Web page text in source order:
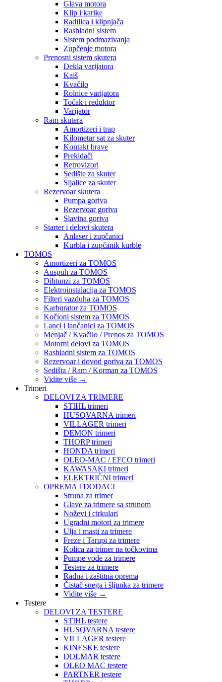
Glava motora
Klip i karike
Radilica i klipnjača
Rashladni sistem
Sistem podmazivanja
Zupčenje motora
Prenosni sistem skutera
Dekla varijatora
Kaiš
Kvačilo
Rolnice varijatora
Točak i reduktor
Varijator
Ram skutera
Amortizeri i trap
Kilometar sat za skuter
Kontakt brave
Prekidači
Retrovizori
Sedište za skuter
Sijalice za skuter
Rezervoar skutera
Pumpa goriva
Rezervoar goriva
Slavina goriva
Starter i delovi skutera
Anlaser i zupčanici
Kurbla i zupčanik kurble
TOMOS
Amortizeri za TOMOS
Auspuh za TOMOS
Dihtunzi za TOMOS
Elektroinstalacija za TOMOS
Filteri vazduha za TOMOS
Karburator za TOMOS
Kočioni sistem za TOMOS
Lanci i lančanici za TOMOS
Menjač / Kvačilo / Prenos za TOMOS
Motorni delovi za TOMOS
Rashladni sistem za TOMOS
Rezervoar i dovod goriva za TOMOS
Sedišta / Ram / Korman za TOMOS
Vidite više →
Trimeri
DELOVI ZA TRIMERE
STIHL trimeri
HUSQVARNA trimeri
VILLAGER trimeri
DEMON trimeri
THORP trimeri
HONDA trimeri
OLEO-MAC / EFCO trimeri
KAWASAKI trimeri
ELEKTRIČNI trimeri
OPREMA I DODACI
Struna za trimer
Glave za trimere sa strunom
Noževi i cirkulari
Ugradni motori za trimere
Ulja i masti za trimere
Freze i Tarupi za trimere
Kolica za trimer na točkovima
Pumpe vode za trimere
Testere za trimere
Radna i zaštitna oprema
Čistač snega i šljunka za trimere
Vidite više →
Testere
DELOVI ZA TESTERE
STIHL testere
HUSQVARNA testere
VILLAGER testere
KINESKE testere
DOLMAR testere
OLEO MAC testere
PARTNER testere